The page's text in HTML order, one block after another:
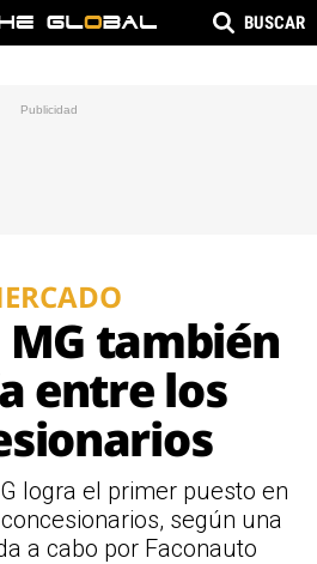
BUSCAR
MG también
entre los
logra el primer puesto en
según una
a cabo por Faconauto